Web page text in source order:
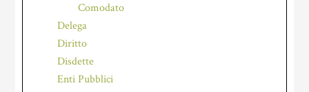
Comodato
Delega
Diritto
Disdette
Enti Pubblici